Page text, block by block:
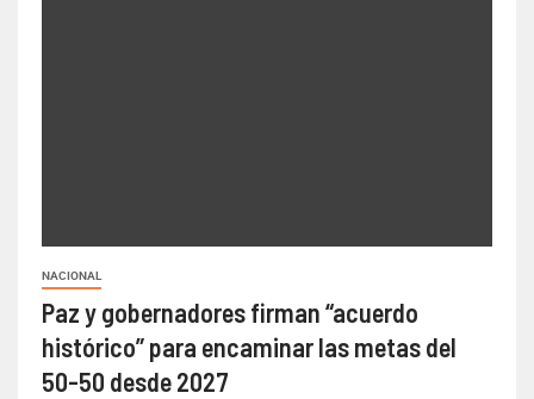
NACIONAL
Paz y gobernadores firman “acuerdo
histórico” para encaminar las metas del
50-50 desde 2027